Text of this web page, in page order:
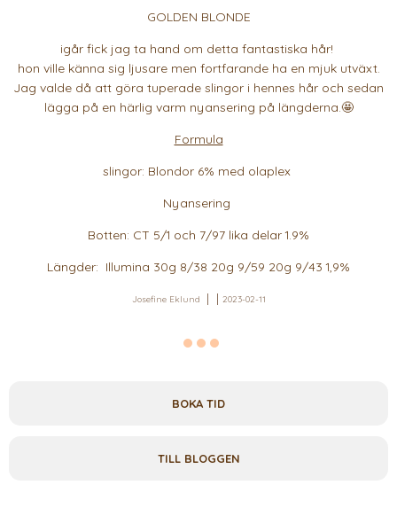
GOLDEN BLONDE
igår fick jag ta hand om detta fantastiska hår!
hon ville känna sig ljusare men fortfarande ha en mjuk utväxt.
Jag valde då att göra tuperade slingor i hennes hår och sedan
lägga på en härlig varm nyansering på längderna.🤩
Formula
slingor: Blondor 6% med olaplex
Nyansering
Botten: CT 5/1 och 7/97 lika delar 1.9%
Längder: Illumina 30g 8/38 20g 9/59 20g 9/43 1,9%
Josefine Eklund 2023-02-11
BOKA TID
TILL BLOGGEN